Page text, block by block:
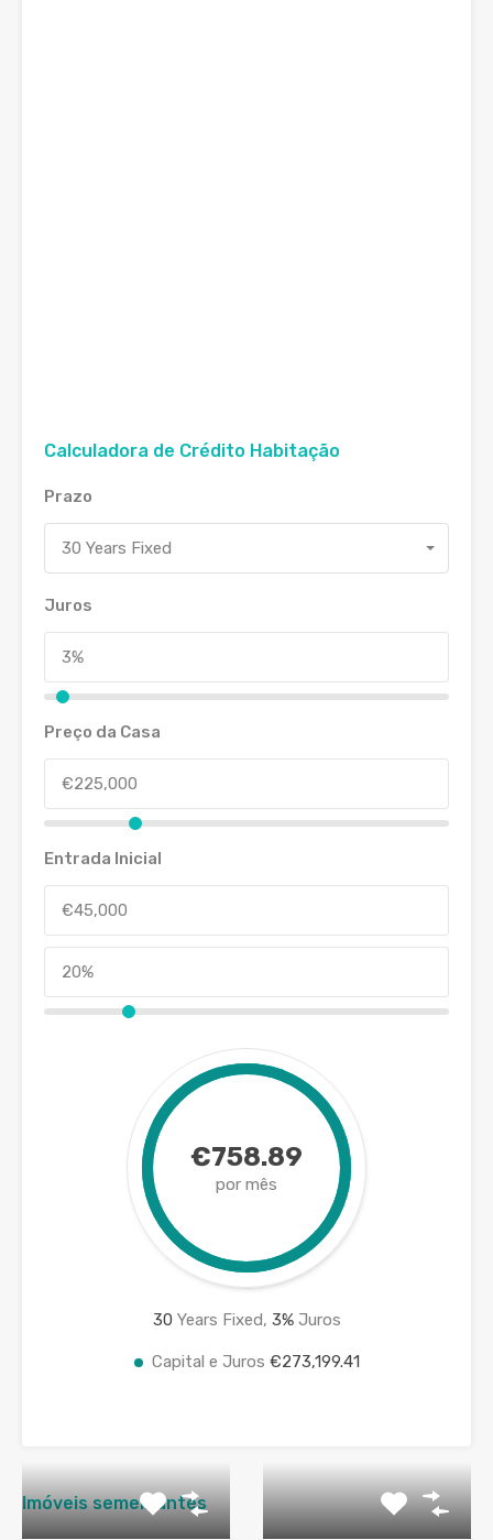
Calculadora de Crédito Habitação
Prazo
30 Years Fixed
Juros
Preço da Casa
Entrada Inicial
€758.89
por mês
30 Years Fixed, 3%Juros
Capital e Juros €273,199.41
Imóveis semelhantes